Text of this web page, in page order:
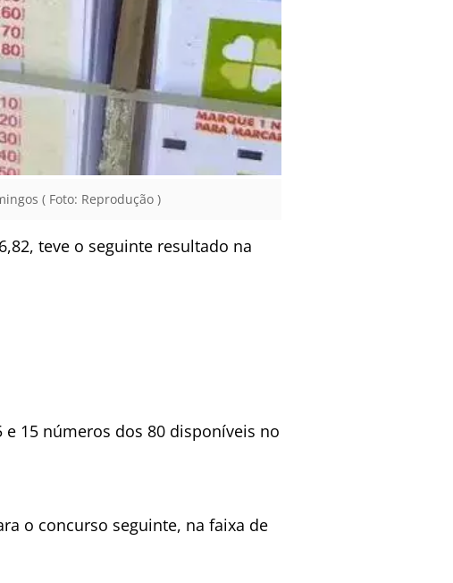
( Foto: Reprodução )
teve o seguinte resultado na
15 números dos 80 disponíveis no
o concurso seguinte, na faixa de